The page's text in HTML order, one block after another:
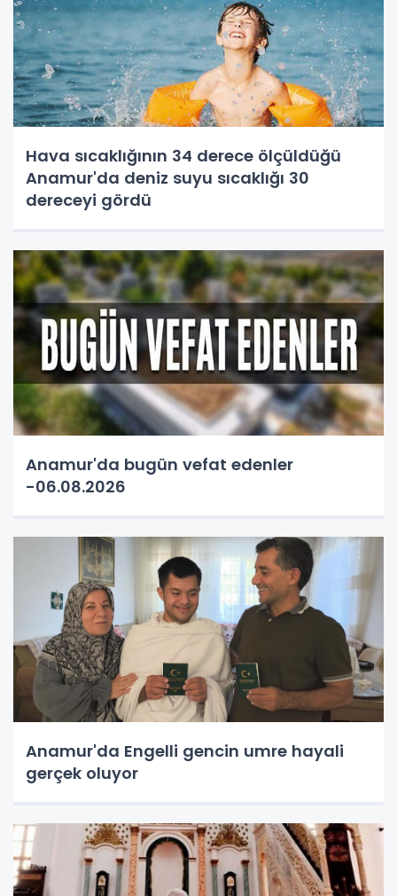
Hava sıcaklığının 34 derece ölçüldüğü
Anamur'da deniz suyu sıcaklığı 30
dereceyi gördü
Anamur'da bugün vefat edenler
-06.08.2026
Anamur'da Engelli gencin umre hayali
gerçek oluyor